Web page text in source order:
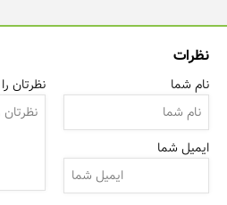
نظرات
نام شما
ایمیل شما
نظرتان